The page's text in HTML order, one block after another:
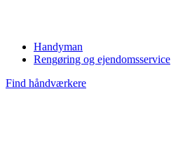
Handyman
Rengøring og ejendomsservice
Find håndværkere